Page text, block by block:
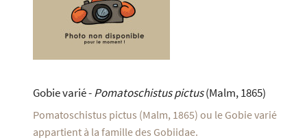
Gobie varié -Pomatoschistus pictus(Malm, 1865)
Pomatoschistus pictus (Malm, 1865) ou le Gobie varié
appartient à la famille des Gobiidae.